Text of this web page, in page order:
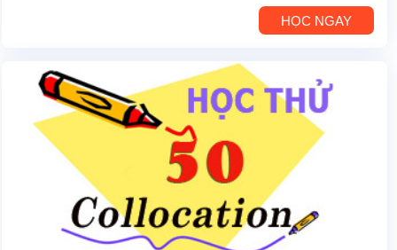
HỌC NGAY